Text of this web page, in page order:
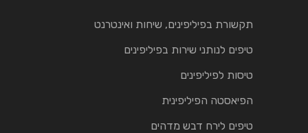
תקשורת בפיליפינים, שיחות ואינטרנט
טיפים לנותני שירות בפיליפינים
טיסות לפיליפינים
הפיאסטה הפיליפינית
טיפים לירח דבש מדהים